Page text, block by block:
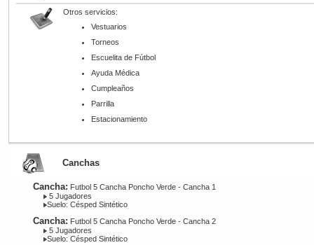
Otros servicios:
Vestuarios
Torneos
Escuelita de Fútbol
Ayuda Médica
Cumpleaños
Parrilla
Estacionamiento
Canchas
Cancha: Futbol 5 Cancha Poncho Verde - Cancha 1
5 Jugadores
Suelo: Césped Sintético
Cancha: Futbol 5 Cancha Poncho Verde - Cancha 2
5 Jugadores
Suelo: Césped Sintético